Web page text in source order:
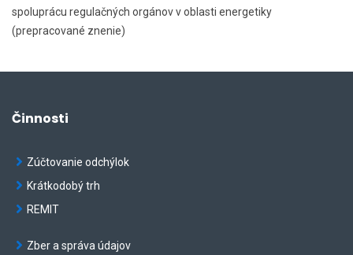
spoluprácu regulačných orgánov v oblasti energetiky
(prepracované znenie)
Činnosti
Zúčtovanie odchýlok
Krátkodobý trh
REMIT
Zber a správa údajov